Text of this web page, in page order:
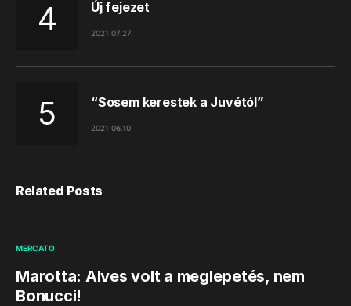
Új fejezet
2021.07.27.
“Sosem kerestek a Juvétól”
2021.06.10.
Related Posts
MERCATO
Marotta: Alves volt a meglepetés, nem
Bonucci!